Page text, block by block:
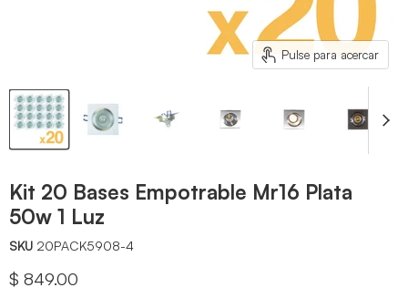
Pulse para acercar
Kit 20 Bases Empotrable Mr16 Plata
50w 1 Luz
SKU 20PACK5908-4
Precio actual
$ 849.00